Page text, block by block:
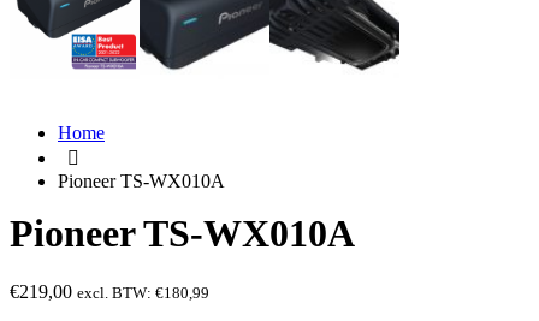
Home
Pioneer TS-WX010A
Pioneer TS-WX010A
€219,00 excl. BTW: €180,99